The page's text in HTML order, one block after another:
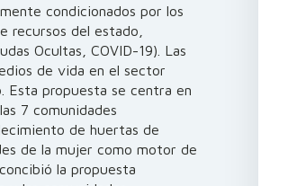
condicionados por los
recursos del estado,
Ocultas, COVID-19). Las
de vida en el sector
Esta propuesta se centra en
7 comunidades
de huertas de
de la mujer como motor de
la propuesta